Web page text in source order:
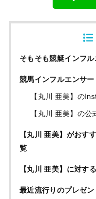
そもそも競艇インフ
競馬インフルエンサ
【丸川 亜美】の
【丸川 亜美】の公
【丸川 亜美】がおす
覧
【丸川 亜美】に対す
最近流行りのプレゼ